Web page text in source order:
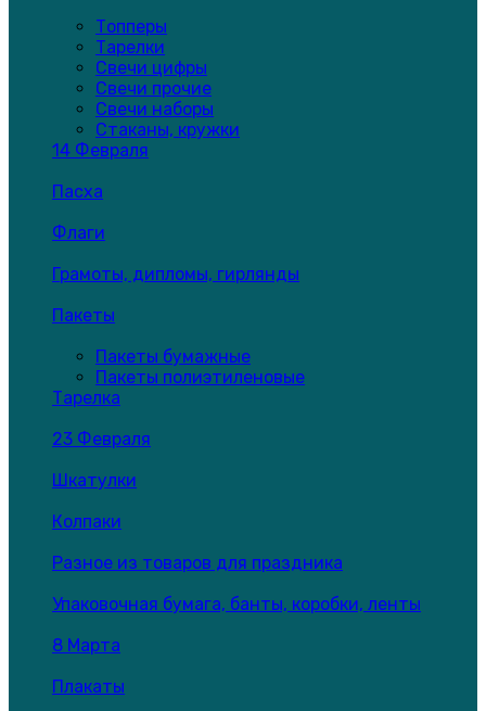
Топперы
Тарелки
Свечи цифры
Свечи прочие
Свечи наборы
Стаканы, кружки
14 Февраля
Пасха
Флаги
Грамоты, дипломы, гирлянды
Пакеты
Пакеты бумажные
Пакеты полиэтиленовые
Тарелка
23 Февраля
Шкатулки
Колпаки
Разное из товаров для праздника
Упаковочная бумага, банты, коробки, ленты
8 Марта
Плакаты